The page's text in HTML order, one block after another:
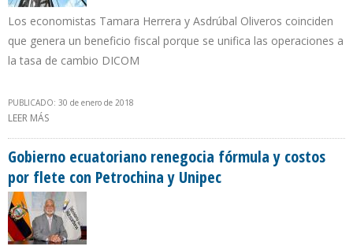
Los economistas Tamara Herrera y Asdrúbal Oliveros coinciden
que genera un beneficio fiscal porque se unifica las operaciones a
la tasa de cambio DICOM
PUBLICADO: 30 de enero de 2018
LEER MÁS
Gobierno ecuatoriano renegocia fórmula y costos
por flete con Petrochina y Unipec